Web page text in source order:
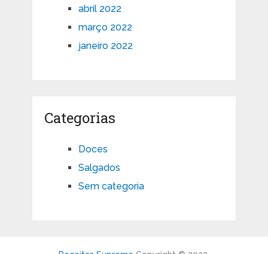
abril 2022
março 2022
janeiro 2022
Categorias
Doces
Salgados
Sem categoria